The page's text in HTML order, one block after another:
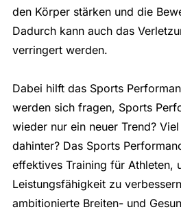
den Körper stärken und die
Dadurch kann auch das
verringert werden.
Dabei hilft das Sports
werden sich fragen, Sports
wieder nur ein neuer Trend?
dahinter? Das Sports
effektives Training für Athleten,
Leistungsfähigkeit zu
ambitionierte Breiten- und